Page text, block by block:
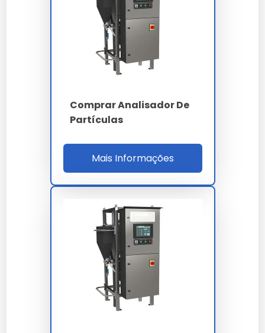
laser (Mie/Fraunhofer) ou análise dinâmica de
imagem, cobrindo faixa granulométrica de 0.04
a 2.500 micrometros (µm) com resolução de 100
canais logaritmicamente distribuídos. A
repetibilidade é inferior a 1% conforme ISO 13320,
intervenção do operador em ciclo de 30
segundos por varredura.
Para controle de limpeza em fluidos hidráulicos e
lubrificantes, o contador de partículas atende
ISO 4406:2021 (classes 14/12/10 a 22/20/18), NAS
1638 e SAE AS4059, medindo simultaneamente
sensor óptico de diodo laser garante vida útil
superior a 20.000 horas sem drift mensurável.
PARÂMETRO ESPECIFICAÇÃO
Princípio
imagem dinâmica
Comprar Analisador De
Partículas
Mais Informações